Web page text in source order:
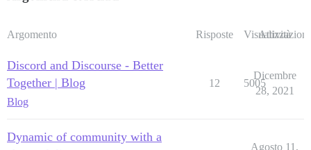
Argomento Risposte Visualizzazioni
Attività
Discord and Discourse - Better
Together | Blog
Blog
12 5005
Dicembre
28, 2021
Dynamic of community with a
Agosto 11,